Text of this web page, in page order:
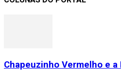
Chapeuzinho Vermelho e